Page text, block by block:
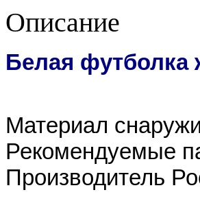
Описание
Белая футболка
Материал
Рекомендуемые
Производитель